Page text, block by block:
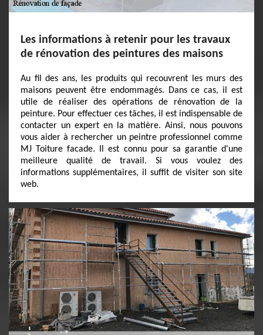
Les informations à retenir pour les travaux
de rénovation des peintures des maisons
Au fil des ans, les produits qui recouvrent les murs des
maisons peuvent être endommagés. Dans ce cas, il est
utile de réaliser des opérations de rénovation de la
peinture. Pour effectuer ces tâches, il est indispensable de
contacter un expert en la matière. Ainsi, nous pouvons
vous aider à rechercher un peintre professionnel comme
MJ Toiture facade. Il est connu pour sa garantie d'une
meilleure qualité de travail. Si vous voulez des
informations supplémentaires, il suffit de visiter son site
web.